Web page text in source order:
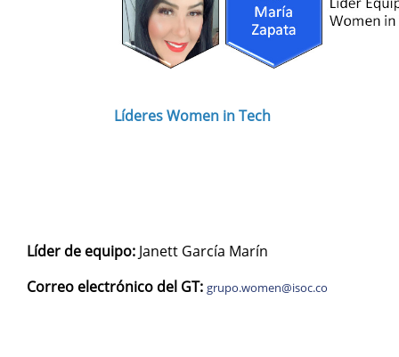
Líderes Women in Tech
Líder de equipo: Janett García Marín
Correo electrónico del GT: grupo.women@isoc.co